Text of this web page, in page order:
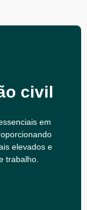
civil
em
elevados e
trabalho.